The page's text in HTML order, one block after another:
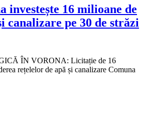
investește 16 milioane de
canalizare pe 30 de străzi
ÎN VORONA: Licitație de 16
rețelelor de apă și canalizare Comuna